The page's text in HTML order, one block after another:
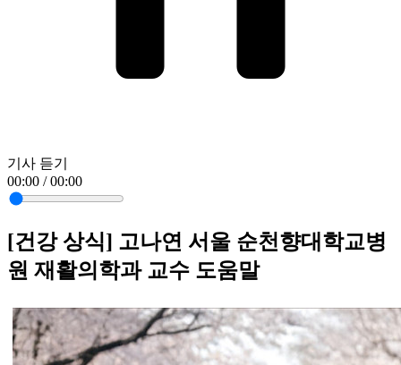
기사 듣기
00:00 / 00:00
[건강 상식] 고나연 서울 순천향대학교병
원 재활의학과 교수 도움말